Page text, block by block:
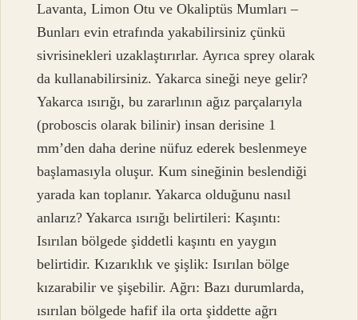
Lavanta, Limon Otu ve Okaliptüs Mumları –
Bunları evin etrafında yakabilirsiniz çünkü
sivrisinekleri uzaklaştırırlar. Ayrıca sprey olarak
da kullanabilirsiniz. Yakarca sineği neye gelir?
Yakarca ısırığı, bu zararlının ağız parçalarıyla
(proboscis olarak bilinir) insan derisine 1
mm’den daha derine nüfuz ederek beslenmeye
başlamasıyla oluşur. Kum sineğinin beslendiği
yarada kan toplanır. Yakarca olduğunu nasıl
anlarız? Yakarca ısırığı belirtileri: Kaşıntı:
Isırılan bölgede şiddetli kaşıntı en yaygın
belirtidir. Kızarıklık ve şişlik: Isırılan bölge
kızarabilir ve şişebilir. Ağrı: Bazı durumlarda,
ısırılan bölgede hafif ila orta şiddette ağrı